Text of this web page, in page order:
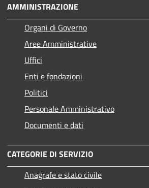
AMMINISTRAZIONE
Organi di Governo
Aree Amministrative
Uffici
Enti e fondazioni
Politici
Personale Amministrativo
Documenti e dati
CATEGORIE DI SERVIZIO
Anagrafe e stato civile